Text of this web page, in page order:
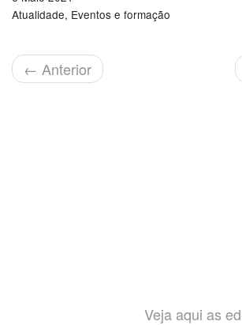
Atualidade Eventos e formação
← Anterior
Veja aqui as